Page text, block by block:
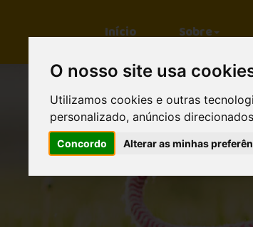
O nosso site usa
Utilizamos cookies e outras
personalizado, anúncios
Concordo Alterar as minhas
Início Sobre